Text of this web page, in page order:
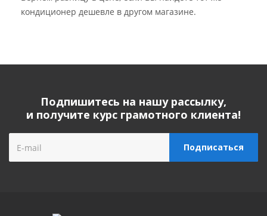
кондиционер дешевле в другом магазине.
Подпишитесь на нашу рассылку,
и получите курс грамотного клиента!